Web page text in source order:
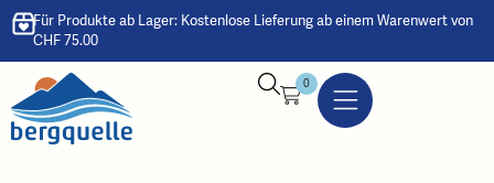
Für Produkte ab Lager: Kostenlose Lieferung ab einem Warenwert von
CHF 75.00
0